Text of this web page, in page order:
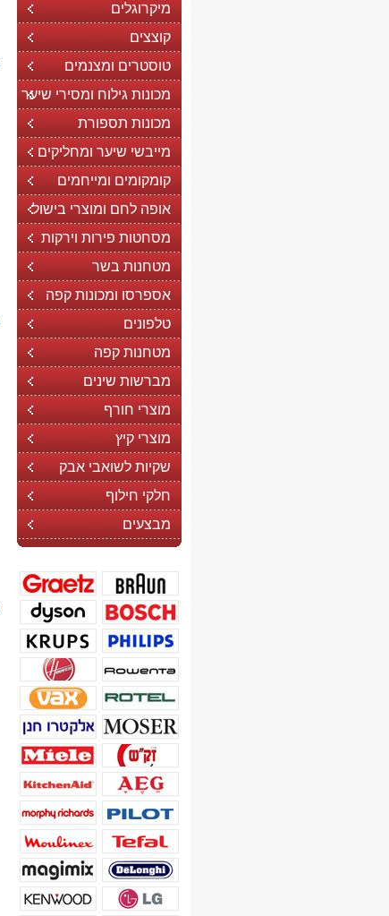
מיקרוגלים
קוצצים
טוסטרים ומצנמים
מכונות גילוח ומסירי שיער
מכונות תספורת
מייבשי שיער ומחליקים
קומקומים ומייחמים
אופה לחם ומוצרי בישול
מסחטות פירות וירקות
מטחנות בשר
אספרסו ומכונות קפה
טלפונים
מטחנות קפה
מברשות שינים
מוצרי חורף
מוצרי קיץ
שקיות לשואבי אבק
חלקי חילוף
מבצעים